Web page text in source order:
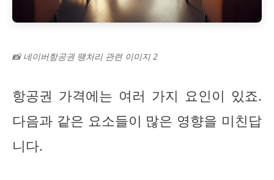
📸 네이버항공권 땡처리 관련 이미지 2
항공권 가격에는 여러 가지 요인이 있죠.
다음과 같은 요소들이 많은 영향을 미친답
니다.